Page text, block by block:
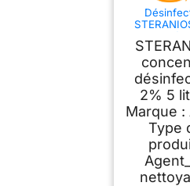
2% 5
Marque :
Type